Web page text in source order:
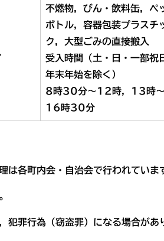
不燃物，びん・飲料缶，ペ
ボトル，容器包装プラスチ
ク，大型ごみの直接搬入
受入時間（土・日・一部祝
年末年始を除く）
8時30分～12時，13時～
16時30分
各町内会・自治会で行われていま
犯罪行為（窃盗罪）になる場合があ